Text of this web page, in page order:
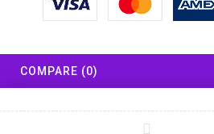
COMPARE (0)